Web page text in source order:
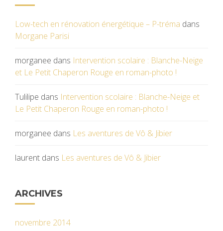
Low-tech en rénovation énergétique – P-tréma dans
Morgane Parisi
morganee dans Intervention scolaire : Blanche-Neige
et Le Petit Chaperon Rouge en roman-photo !
Tulilipe dans Intervention scolaire : Blanche-Neige et
Le Petit Chaperon Rouge en roman-photo !
morganee dans Les aventures de Vô & Jibier
laurent dans Les aventures de Vô & Jibier
ARCHIVES
novembre 2014